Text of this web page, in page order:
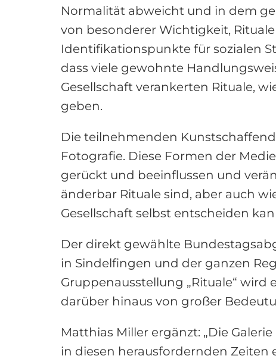
Normalität abweicht und in dem
von besonderer Wichtigkeit,
Identifikationspunkte für sozialen
dass viele gewohnte
Gesellschaft verankerten Rituale,
geben.
Die teilnehmenden
Fotografie. Diese Formen der
gerückt und beeinflussen und
änderbar Rituale sind, aber auch
Gesellschaft selbst entscheiden
Der direkt gewählte
in Sindelfingen und der ganzen
Gruppenausstellung „Rituale“
darüber hinaus von großer
Matthias Miller ergänzt: „Die
in diesen herausfordernden Zeiten